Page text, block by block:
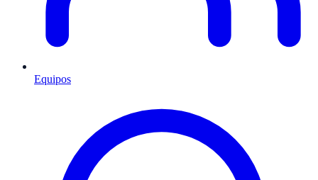
Equipos